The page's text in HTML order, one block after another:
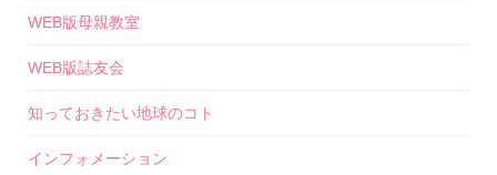
WEB版母親教室
WEB版誌友会
知っておきたい地球のコト
インフォメーション